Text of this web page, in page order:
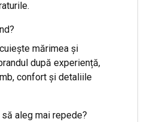
mărimea și
după experiență,
confort și detaliile
aleg mai repede?